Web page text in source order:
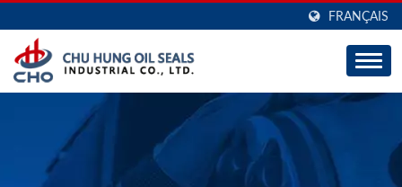
FRANÇAIS